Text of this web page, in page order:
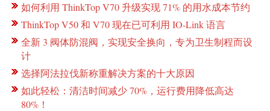
如何利用 ThinkTop V70 升级实现 71% 的用水成本节约
ThinkTop V50 和 V70 现在已可利用 IO-Link 语言
全新 3 阀体防混阀，实现安全换向，专为卫生制程而设
计
选择阿法拉伐新称重解决方案的十大原因
如此轻松：清洁时间减少 70%，运行费用降低高达
80%！